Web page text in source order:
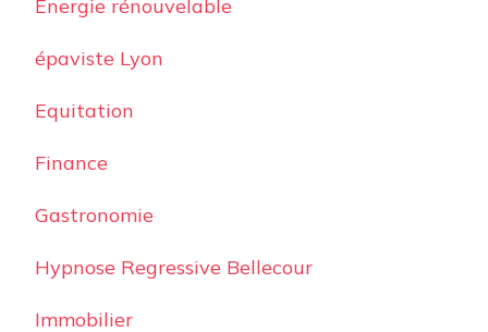
Energie rénouvelable
épaviste Lyon
Equitation
Finance
Gastronomie
Hypnose Regressive Bellecour
Immobilier